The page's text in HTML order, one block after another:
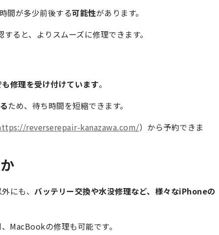
間が多少前後する可能性があります。
ると、よりスムーズに修理できます。
修理を受け付けています。
ため、待ち時間を短縮できます。
reverserepair-kanazawa.com/）から予約できま
にも、 バッテリー交換や水没修理など、様々なiPhoneの
MacBookの修理も可能です。